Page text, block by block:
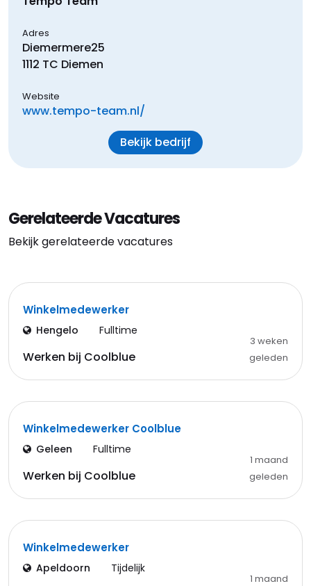
Adres
Diemermere25
1112 TC Diemen
Website
www.tempo-team.nl/
Bekijk bedrijf
Gerelateerde Vacatures
Bekijk gerelateerde vacatures
Winkelmedewerker
Hengelo Fulltime
Werken bij Coolblue
3 weken
geleden
Winkelmedewerker Coolblue
Geleen Fulltime
Werken bij Coolblue
1 maand
geleden
Winkelmedewerker
Apeldoorn Tijdelijk
1 maand